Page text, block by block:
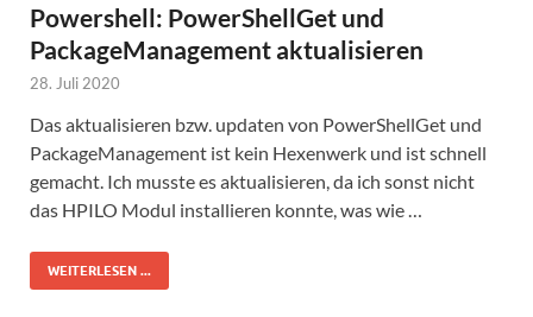
Powershell: PowerShellGet und
PackageManagement aktualisieren
28. Juli 2020
Das aktualisieren bzw. updaten von PowerShellGet und
PackageManagement ist kein Hexenwerk und ist schnell
gemacht. Ich musste es aktualisieren, da ich sonst nicht
das HPILO Modul installieren konnte, was wie …
WEITERLESEN ...